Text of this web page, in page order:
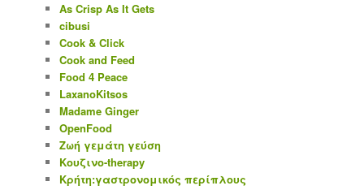
As Crisp As It Gets
cibusi
Cook & Click
Cook and Feed
Food 4 Peace
LaxanoKitsos
Madame Ginger
OpenFood
Ζωή γεμάτη γεύση
Κουζινο-therapy
Κρήτη:γαστρονομικός περίπλους